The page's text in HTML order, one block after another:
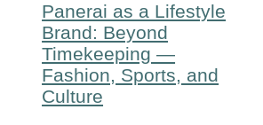
Panerai as a Lifestyle
Brand: Beyond
Timekeeping —
Fashion, Sports, and
Culture